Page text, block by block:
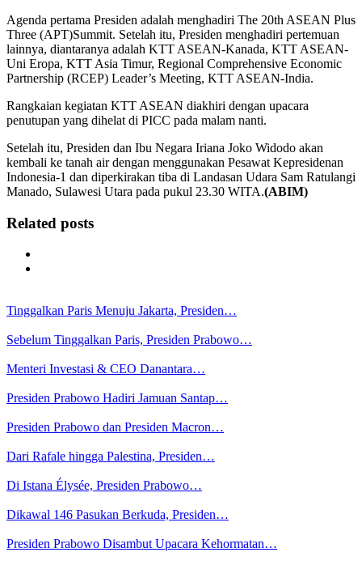
Agenda pertama Presiden adalah menghadiri The 20th ASEAN Plus
Three (APT)Summit. Setelah itu, Presiden menghadiri pertemuan
lainnya, diantaranya adalah KTT ASEAN-Kanada, KTT ASEAN-
Uni Eropa, KTT Asia Timur, Regional Comprehensive Economic
Partnership (RCEP) Leader’s Meeting, KTT ASEAN-India.
Rangkaian kegiatan KTT ASEAN diakhiri dengan upacara
penutupan yang dihelat di PICC pada malam nanti.
Setelah itu, Presiden dan Ibu Negara Iriana Joko Widodo akan
kembali ke tanah air dengan menggunakan Pesawat Kepresidenan
Indonesia-1 dan diperkirakan tiba di Landasan Udara Sam Ratulangi
Manado, Sulawesi Utara pada pukul 23.30 WITA.(ABIM)
Related posts
Tinggalkan Paris Menuju Jakarta, Presiden…
Sebelum Tinggalkan Paris, Presiden Prabowo…
Menteri Investasi & CEO Danantara…
Presiden Prabowo Hadiri Jamuan Santap…
Presiden Prabowo dan Presiden Macron…
Dari Rafale hingga Palestina, Presiden…
Di Istana Élysée, Presiden Prabowo…
Dikawal 146 Pasukan Berkuda, Presiden…
Presiden Prabowo Disambut Upacara Kehormatan…